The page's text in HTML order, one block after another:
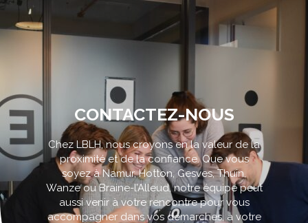
CONTACTEZ-NOUS
Chez LBLH, nous croyons en la valeur de la
proximité et de la confiance. Que vous
soyez à Namur, Hotton, Gesves, Thuin,
Wanze ou Braine-l’Alleud, notre équipe peut
aussi venir à votre rencontre pour vous
accompagner dans vos démarches, à votre